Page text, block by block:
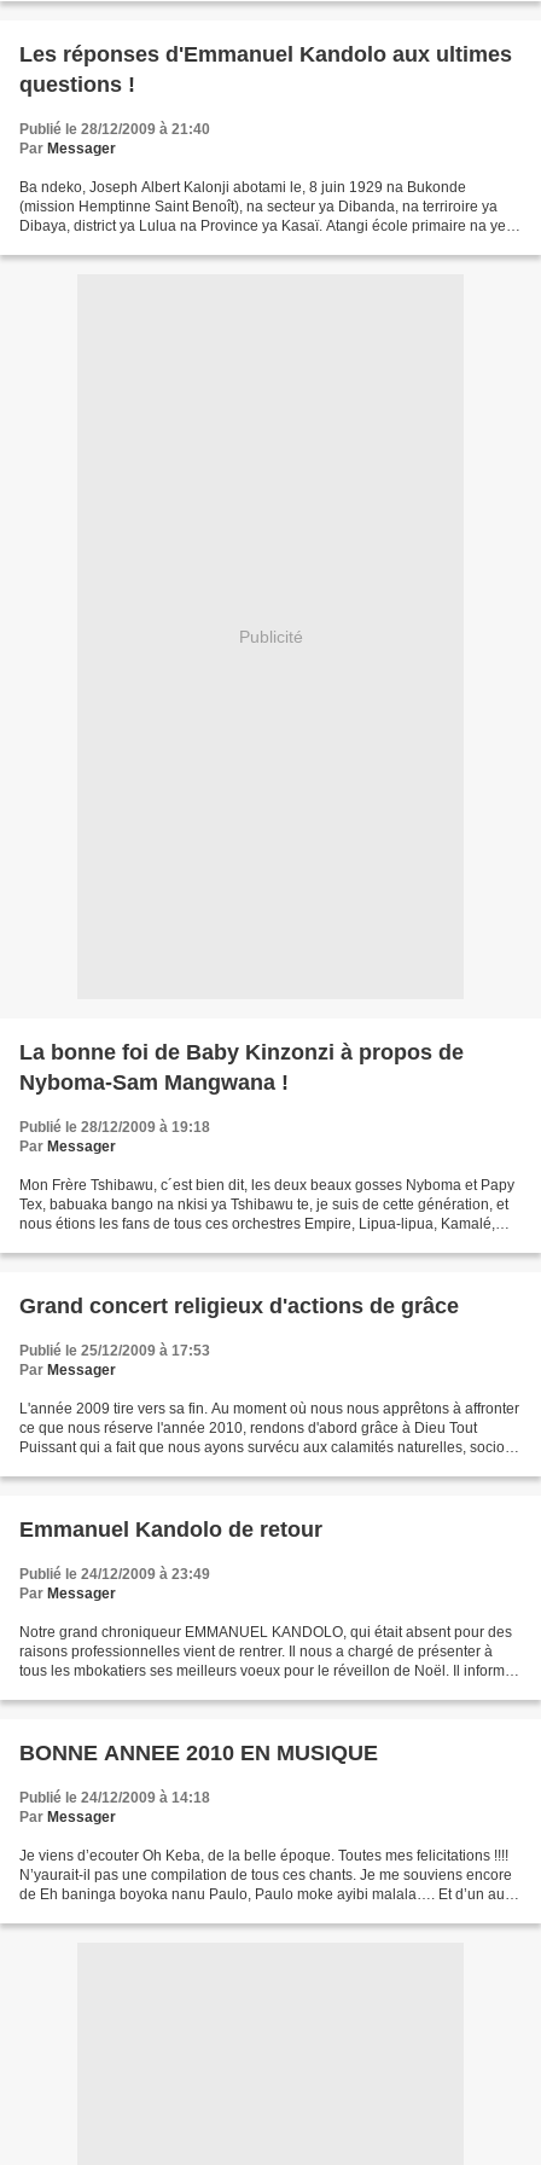
Les réponses d'Emmanuel Kandolo aux ultimes
questions !
Publié le 28/12/2009 à 21:40
Par Messager
Ba ndeko, Joseph Albert Kalonji abotami le, 8 juin 1929 na Bukonde
(mission Hemptinne Saint Benoît), na secteur ya Dibanda, na terriroire ya
Dibaya, district ya Lulua na Province ya Kasaï. Atangi école primaire na ye
Publicité
La bonne foi de Baby Kinzonzi à propos de
Nyboma-Sam Mangwana !
Publié le 28/12/2009 à 19:18
Par Messager
Mon Frère Tshibawu, c´est bien dit, les deux beaux gosses Nyboma et Papy
Tex, babuaka bango na nkisi ya Tshibawu te, je suis de cette génération, et
nous étions les fans de tous ces orchestres Empire, Lipua-lipua, Kamalé,
Grand concert religieux d'actions de grâce
Publié le 25/12/2009 à 17:53
Par Messager
L'année 2009 tire vers sa fin. Au moment où nous nous apprêtons à affronter
ce que nous réserve l'année 2010, rendons d'abord grâce à Dieu Tout
Puissant qui a fait que nous ayons survécu aux calamités naturelles, socio-
Emmanuel Kandolo de retour
Publié le 24/12/2009 à 23:49
Par Messager
Notre grand chroniqueur EMMANUEL KANDOLO, qui était absent pour des
raisons professionnelles vient de rentrer. Il nous a chargé de présenter à
tous les mbokatiers ses meilleurs voeux pour le réveillon de Noël. Il informe
BONNE ANNEE 2010 EN MUSIQUE
Publié le 24/12/2009 à 14:18
Par Messager
Je viens d’ecouter Oh Keba, de la belle époque. Toutes mes felicitations !!!!
N’yaurait-il pas une compilation de tous ces chants. Je me souviens encore
de Eh baninga boyoka nanu Paulo, Paulo moke ayibi malala…. Et d’un autre